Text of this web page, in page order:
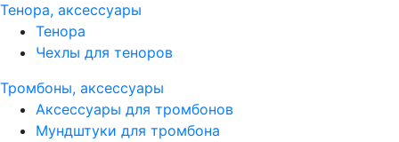
Тенора, аксессуары
Тенора
Чехлы для теноров
Тромбоны, аксессуары
Аксессуары для тромбонов
Мундштуки для тромбона